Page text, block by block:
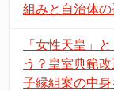
組みと自治体
「女性天皇」
う？皇室典範
子縁組案の中